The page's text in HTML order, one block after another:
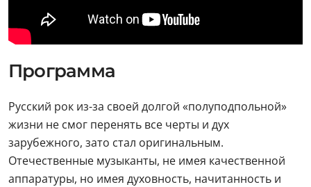
Программа
Русский рок из-за своей долгой «полуподпольной»
жизни не смог перенять все черты и дух
зарубежного, зато стал оригинальным.
Отечественные музыканты, не имея качественной
аппаратуры, но имея духовность, начитанность и